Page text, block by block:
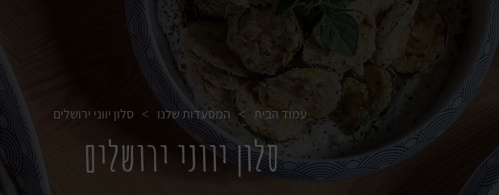
עמוד הבית > המסעדות שלנו > סלון יווני ירושלים
סלון יווני ירושלים